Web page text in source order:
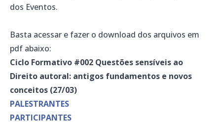
dos Eventos.
Basta acessar e fazer o download dos arquivos em
pdf abaixo:
Ciclo Formativo #002 Questões sensíveis ao
Direito autoral: antigos fundamentos e novos
conceitos (27/03)
PALESTRANTES
PARTICIPANTES